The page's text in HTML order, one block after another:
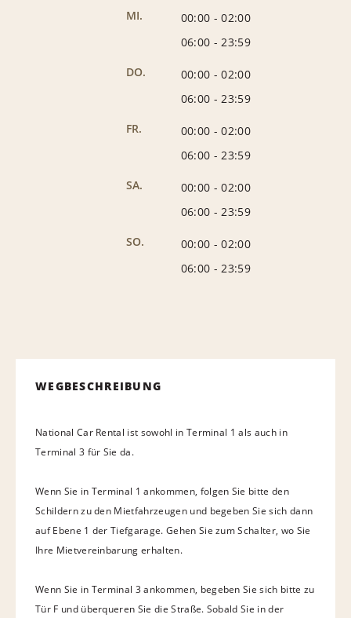
MI.
00:00 -02:00
06:00 - 23:59
DO.
00:00 -02:00
06:00 - 23:59
FR.
00:00 -02:00
06:00 - 23:59
SA.
00:00 -02:00
06:00 - 23:59
SO.
00:00 -02:00
06:00 - 23:59
WEGBESCHREIBUNG
National Car Rental ist sowohl in Terminal 1 als auch in
Terminal 3 für Sie da.
Wenn Sie in Terminal 1 ankommen, folgen Sie bitte den
Schildern zu den Mietfahrzeugen und begeben Sie sich dann
auf Ebene 1 der Tiefgarage. Gehen Sie zum Schalter, wo Sie
Ihre Mietvereinbarung erhalten.
Wenn Sie in Terminal 3 ankommen, begeben Sie sich bitte zu
Tür F und überqueren Sie die Straße. Sobald Sie in der